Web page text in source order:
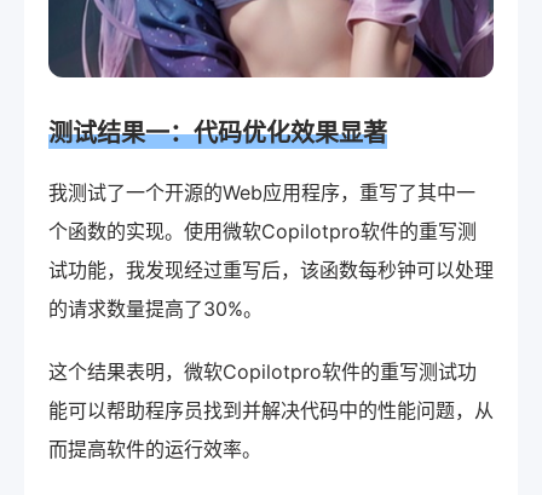
测试结果一：代码优化效果显著
我测试了一个开源的Web应用程序，重写了其中一
个函数的实现。使用微软Copilotpro软件的重写测
试功能，我发现经过重写后，该函数每秒钟可以处理
的请求数量提高了30%。
这个结果表明，微软Copilotpro软件的重写测试功
能可以帮助程序员找到并解决代码中的性能问题，从
而提高软件的运行效率。